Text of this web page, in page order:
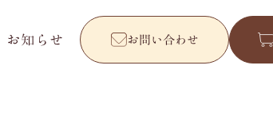
お知らせ お問い合わせ